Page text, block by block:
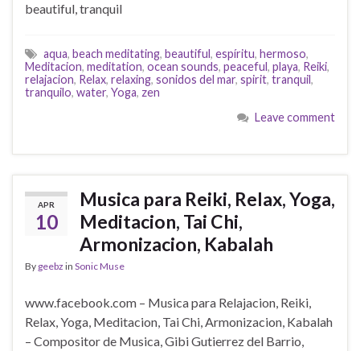
beautiful, tranquil
aqua, beach meditating, beautiful, espíritu, hermoso,
Meditacion, meditation, ocean sounds, peaceful, playa, Reiki,
relajacion, Relax, relaxing, sonidos del mar, spirit, tranquil,
tranquilo, water, Yoga, zen
Leave comment
APR
10
Musica para Reiki, Relax, Yoga,
Meditacion, Tai Chi,
Armonizacion, Kabalah
By geebz in Sonic Muse
www.facebook.com – Musica para Relajacion, Reiki,
Relax, Yoga, Meditacion, Tai Chi, Armonizacion, Kabalah
– Compositor de Musica, Gibi Gutierrez del Barrio,